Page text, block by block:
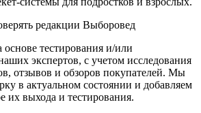
редакции Выборовед
основе тестирования и/или
экспертов, с учетом исследования
отзывов и обзоров покупателей. Мы
в актуальном состоянии и добавляем
их выхода и тестирования.